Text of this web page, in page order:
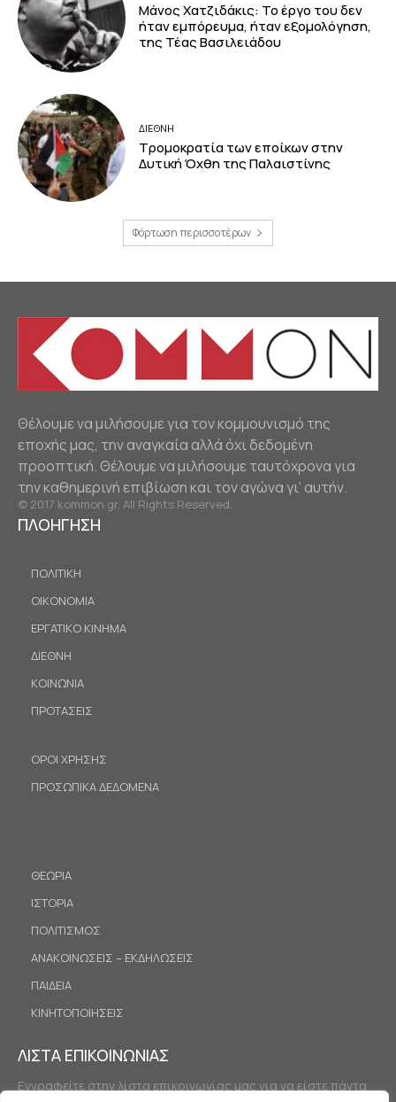
Μάνος Χατζιδάκις: Το έργο του δεν
ήταν εμπόρευμα, ήταν εξομολόγηση,
της Τέας Βασιλειάδου
ΔΙΕΘΝΗ
Τρομοκρατία των εποίκων στην
Δυτική Όχθη της Παλαιστίνης
Φόρτωση περισσοτέρων
Θέλουμε να μιλήσουμε για τον κομμουνισμό της
εποχής μας, την αναγκαία αλλά όχι δεδομένη
προοπτική. Θέλουμε να μιλήσουμε ταυτόχρονα για
την καθημερινή επιβίωση και τον αγώνα γι’ αυτήν.
© 2017 kommon.gr. All Rights Reserved.
ΠΛΟΗΓΗΣΗ
ΠΟΛΙΤΙΚΗ
ΟΙΚΟΝΟΜΙΑ
ΕΡΓΑΤΙΚΟ ΚΙΝΗΜΑ
ΔΙΕΘΝΗ
ΚΟΙΝΩΝΙΑ
ΠΡΟΤΑΣΕΙΣ
ΟΡΟΙ ΧΡΗΣΗΣ
ΠΡΟΣΩΠΙΚΑ ΔΕΔΟΜΕΝΑ
ΘΕΩΡΙΑ
ΙΣΤΟΡΙΑ
ΠΟΛΙΤΙΣΜΟΣ
ΑΝΑΚΟΙΝΩΣΕΙΣ – ΕΚΔΗΛΩΣΕΙΣ
ΠΑΙΔΕΙΑ
ΚΙΝΗΤΟΠΟΙΗΣΕΙΣ
ΛΙΣΤΑ ΕΠΙΚΟΙΝΩΝΙΑΣ
Εγγραφείτε στην λίστα επικοινωνίας μας για να είστε πάντα